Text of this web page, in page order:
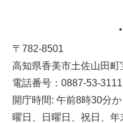
〒782-8501
高知県香美市土佐山田
電話番号：0887-53-3111
開庁時間: 午前8時30分
曜日、日曜日、祝日、年